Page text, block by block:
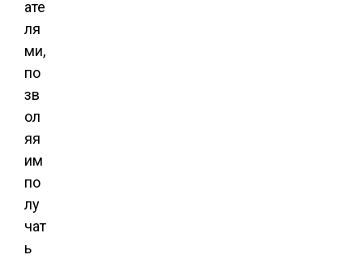
ате
ля
ми,
по
зв
ол
яя
им
по
лу
чат
ь